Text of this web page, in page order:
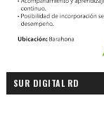
SUR DIGITAL RD